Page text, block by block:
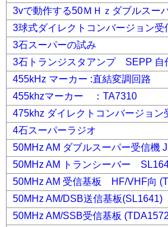
3vで動作する50ＭＨｚダブルスー
3球式ダイレクトコンバージョン受
3石スーパーの試み
3石トランジスタアンプ SEPP 自
455kHz マーカー :直結変調回路
455khzマーカー ：TA7310
475khz ダイレクトコンバージョ
4石スーパーラジオ
50MHz AM ダブルスーパー受信機
50MHz AM トランシーバー
50MHz AM 受信基板 HF/VHF向
50MHz AM/DSB送信基板(SL1641)
50MHz AM/SSB受信基板